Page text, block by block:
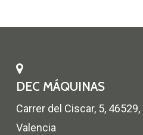
DEC MÁQUINAS
Carrer del Ciscar, 5,
Valencia